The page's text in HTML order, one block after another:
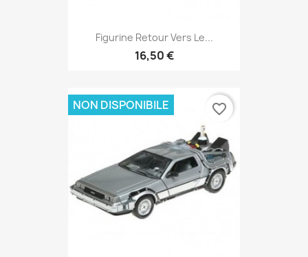
Figurine Retour Vers Le...
16,50 €
NON DISPONIBILE favorite_border